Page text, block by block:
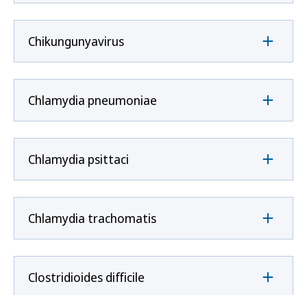
Chikungunyavirus
Chlamydia pneumoniae
Chlamydia psittaci
Chlamydia trachomatis
Clostridioides difficile